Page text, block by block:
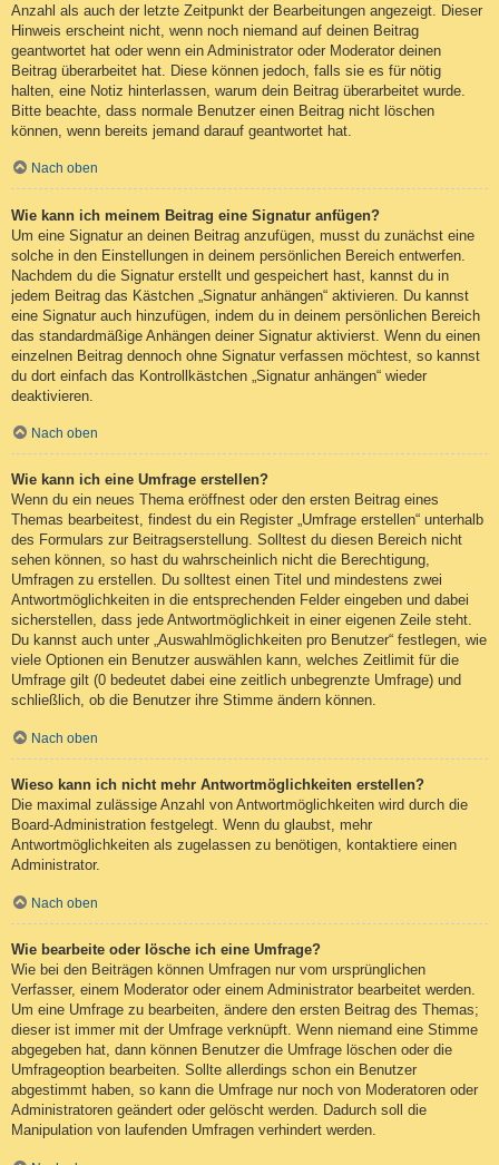
Anzahl als auch der letzte Zeitpunkt der Bearbeitungen angezeigt. Dieser
Hinweis erscheint nicht, wenn noch niemand auf deinen Beitrag
geantwortet hat oder wenn ein Administrator oder Moderator deinen
Beitrag überarbeitet hat. Diese können jedoch, falls sie es für nötig
halten, eine Notiz hinterlassen, warum dein Beitrag überarbeitet wurde.
Bitte beachte, dass normale Benutzer einen Beitrag nicht löschen
können, wenn bereits jemand darauf geantwortet hat.
Nach oben
Wie kann ich meinem Beitrag eine Signatur anfügen?
Um eine Signatur an deinen Beitrag anzufügen, musst du zunächst eine
solche in den Einstellungen in deinem persönlichen Bereich entwerfen.
Nachdem du die Signatur erstellt und gespeichert hast, kannst du in
jedem Beitrag das Kästchen „Signatur anhängen“ aktivieren. Du kannst
eine Signatur auch hinzufügen, indem du in deinem persönlichen Bereich
das standardmäßige Anhängen deiner Signatur aktivierst. Wenn du einen
einzelnen Beitrag dennoch ohne Signatur verfassen möchtest, so kannst
du dort einfach das Kontrollkästchen „Signatur anhängen“ wieder
deaktivieren.
Nach oben
Wie kann ich eine Umfrage erstellen?
Wenn du ein neues Thema eröffnest oder den ersten Beitrag eines
Themas bearbeitest, findest du ein Register „Umfrage erstellen“ unterhalb
des Formulars zur Beitragserstellung. Solltest du diesen Bereich nicht
sehen können, so hast du wahrscheinlich nicht die Berechtigung,
Umfragen zu erstellen. Du solltest einen Titel und mindestens zwei
Antwortmöglichkeiten in die entsprechenden Felder eingeben und dabei
sicherstellen, dass jede Antwortmöglichkeit in einer eigenen Zeile steht.
Du kannst auch unter „Auswahlmöglichkeiten pro Benutzer“ festlegen, wie
viele Optionen ein Benutzer auswählen kann, welches Zeitlimit für die
Umfrage gilt (0 bedeutet dabei eine zeitlich unbegrenzte Umfrage) und
schließlich, ob die Benutzer ihre Stimme ändern können.
Nach oben
Wieso kann ich nicht mehr Antwortmöglichkeiten erstellen?
Die maximal zulässige Anzahl von Antwortmöglichkeiten wird durch die
Board-Administration festgelegt. Wenn du glaubst, mehr
Antwortmöglichkeiten als zugelassen zu benötigen, kontaktiere einen
Administrator.
Nach oben
Wie bearbeite oder lösche ich eine Umfrage?
Wie bei den Beiträgen können Umfragen nur vom ursprünglichen
Verfasser, einem Moderator oder einem Administrator bearbeitet werden.
Um eine Umfrage zu bearbeiten, ändere den ersten Beitrag des Themas;
dieser ist immer mit der Umfrage verknüpft. Wenn niemand eine Stimme
abgegeben hat, dann können Benutzer die Umfrage löschen oder die
Umfrageoption bearbeiten. Sollte allerdings schon ein Benutzer
abgestimmt haben, so kann die Umfrage nur noch von Moderatoren oder
Administratoren geändert oder gelöscht werden. Dadurch soll die
Manipulation von laufenden Umfragen verhindert werden.